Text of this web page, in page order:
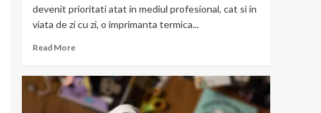
devenit prioritati atat in mediul profesional, cat si in
viata de zi cu zi, o imprimanta termica...
Read More